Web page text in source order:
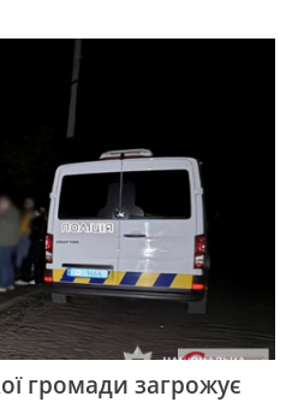
громади загрожує